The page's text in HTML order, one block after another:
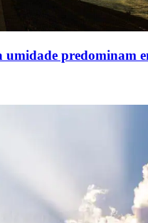
umidade predominam